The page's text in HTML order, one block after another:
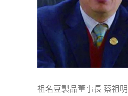
祖名豆製品董事長 蔡祖明